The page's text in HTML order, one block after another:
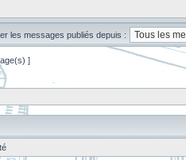
les messages publiés depuis :
]